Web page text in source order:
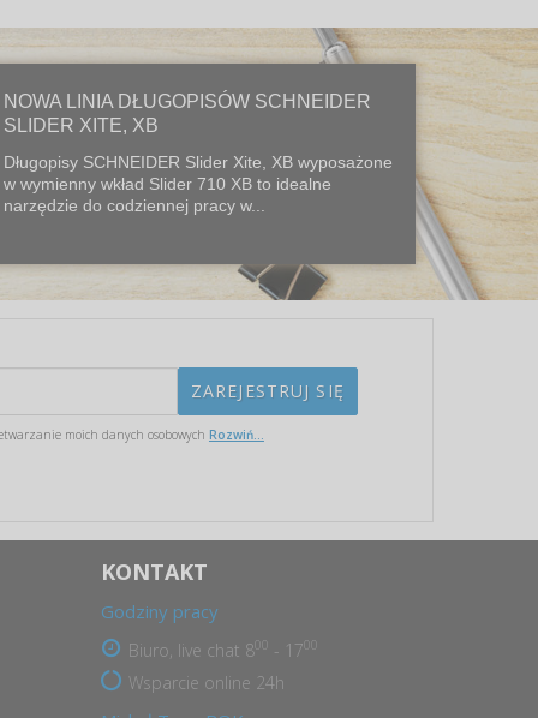
NOWA LINIA DŁUGOPISÓW SCHNEIDER
SLIDER XITE, XB
Długopisy SCHNEIDER Slider Xite, XB wyposażone
w wymienny wkład Slider 710 XB to idealne
narzędzie do codziennej pracy w...
moich danych osobowych Rozwiń...
KONTAKT
Godziny pracy
Biuro, live chat 8 - 17
Wsparcie online 24h